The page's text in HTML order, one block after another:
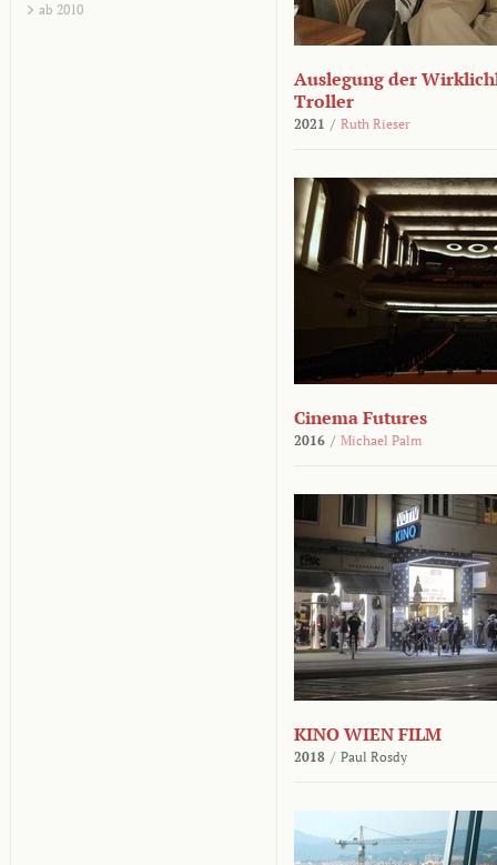
ab 2010
Auslegung der
Troller
2021 / Ruth Rieser
Cinema Futures
2016 / Michael Palm
KINO WIEN FILM
2018 / Paul Rosdy